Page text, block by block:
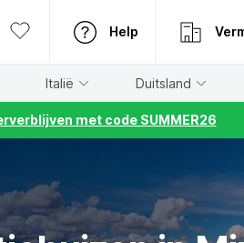
Help
Italië Duitsland
met code SUMMER26